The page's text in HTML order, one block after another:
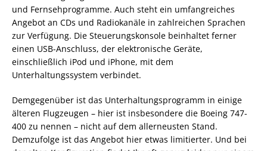
und Fernsehprogramme. Auch steht ein umfangreiches
Angebot an CDs und Radiokanäle in zahlreichen Sprachen
zur Verfügung. Die Steuerungskonsole beinhaltet ferner
einen USB-Anschluss, der elektronische Geräte,
einschließlich iPod und iPhone, mit dem
Unterhaltungssystem verbindet.
Demgegenüber ist das Unterhaltungsprogramm in einige
älteren Flugzeugen – hier ist insbesondere die Boeing 747-
400 zu nennen – nicht auf dem allerneusten Stand.
Demzufolge ist das Angebot hier etwas limitierter. Und bei